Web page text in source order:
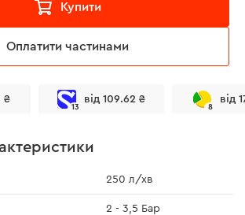
Купити
Оплатити частинами
₴
13
від 109.62 ₴
8
від
250 л/хв
2 - 3,5 Бар